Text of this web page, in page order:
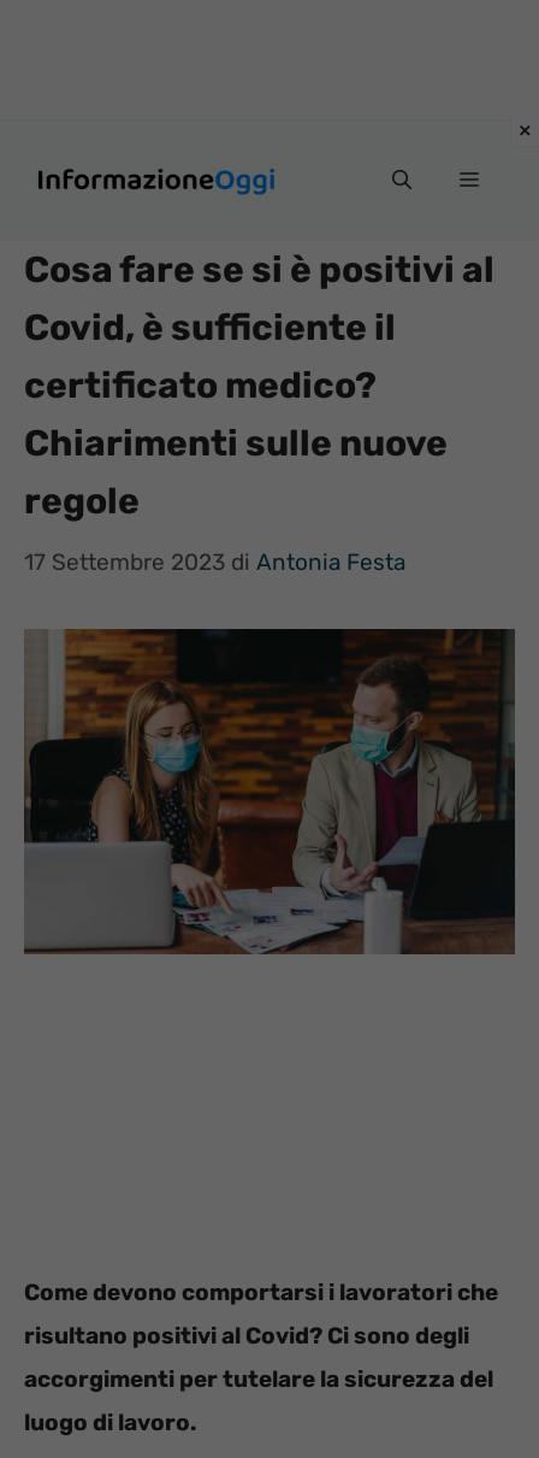
Menu
Cosa fare se si è positivi al
Covid, è sufficiente il
certificato medico?
Chiarimenti sulle nuove
regole
17 Settembre 2023 di Antonia Festa
Come devono comportarsi i lavoratori che
risultano positivi al Covid? Ci sono degli
accorgimenti per tutelare la sicurezza del
luogo di lavoro.